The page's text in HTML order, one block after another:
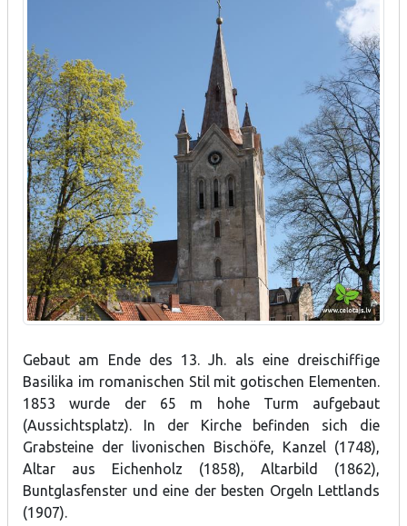
Gebaut am Ende des 13. Jh. als eine dreischiffige
Basilika im romanischen Stil mit gotischen Elementen.
1853 wurde der 65 m hohe Turm aufgebaut
(Aussichtsplatz). In der Kirche befinden sich die
Grabsteine der livonischen Bischöfe, Kanzel (1748),
Altar aus Eichenholz (1858), Altarbild (1862),
Buntglasfenster und eine der besten Orgeln Lettlands
(1907).